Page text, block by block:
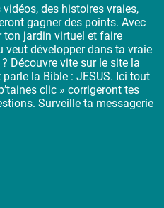
des histoires vraies,
gagner des points. Avec
jardin virtuel et faire
veut développer dans ta vraie
Découvre vite sur le site la
la Bible : JESUS. Ici tout
clic » corrigeront tes
Surveille ta messagerie